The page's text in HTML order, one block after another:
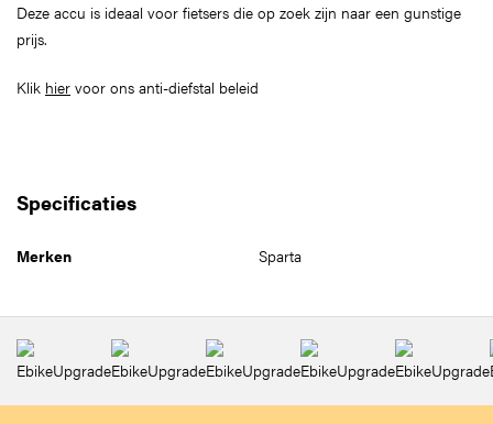
Deze accu is ideaal voor fietsers die op zoek zijn naar een gunstige
prijs.
Klik hier voor ons anti-diefstal beleid
Specificaties
Merken Sparta